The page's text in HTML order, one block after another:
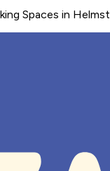
Spaces in